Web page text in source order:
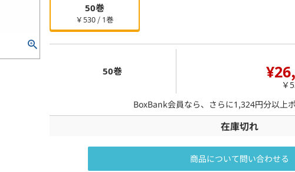
50巻
￥530 / 1巻
50巻
￥
BoxBank会員なら、さらに1,324円分以上
在庫切れ
商品について問い合わせる